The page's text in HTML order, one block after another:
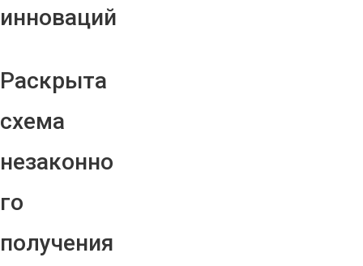
инноваций
Раскрыта
схема
незаконно
го
получения